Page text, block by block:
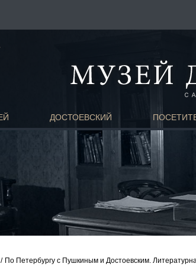
ДОСТОЕВСКИЙ
По Петербургу с Пушкиным и Достоевским.